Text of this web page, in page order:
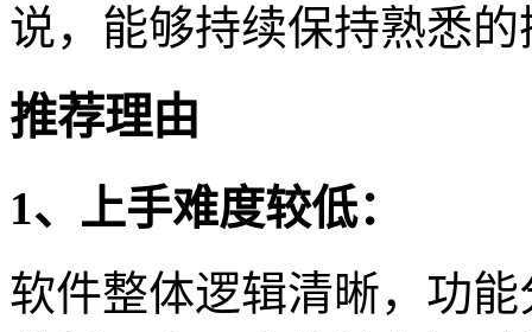
说，能够持续保持熟悉
推荐理由
1、上手难度较低：
软件整体逻辑清晰，功